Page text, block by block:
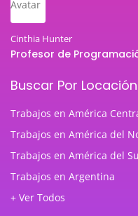
Cinthia Hunter
Profesor de
Buscar Por Locación
Trabajos en América
Trabajos en América del
Trabajos en América del
Trabajos en Argentina
+ Ver Todos